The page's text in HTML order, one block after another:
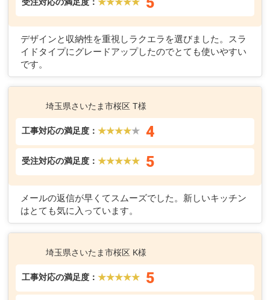
受注対応の満足度：★★★★★
デザインと収納性を重視しラクエラを選びました。スラ
イドタイプにグレードアップしたのでとても使いやすい
です。
埼玉県さいたま市桜区 T様
工事対応の満足度：★★★★★ 4
受注対応の満足度：★★★★★ 5
メールの返信が早くてスムーズでした。新しいキッチン
はとても気に入っています。
埼玉県さいたま市桜区 K様
工事対応の満足度：★★★★★
5